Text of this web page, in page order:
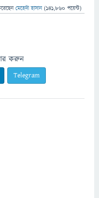
মেহেদী হাসান (141,860 পয়েন্ট)
করুন
Telegram